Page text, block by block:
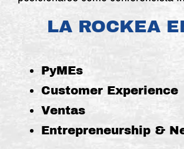
LA ROCKEA
PyMEs
Customer Experience
Ventas
Entrepreneurship &